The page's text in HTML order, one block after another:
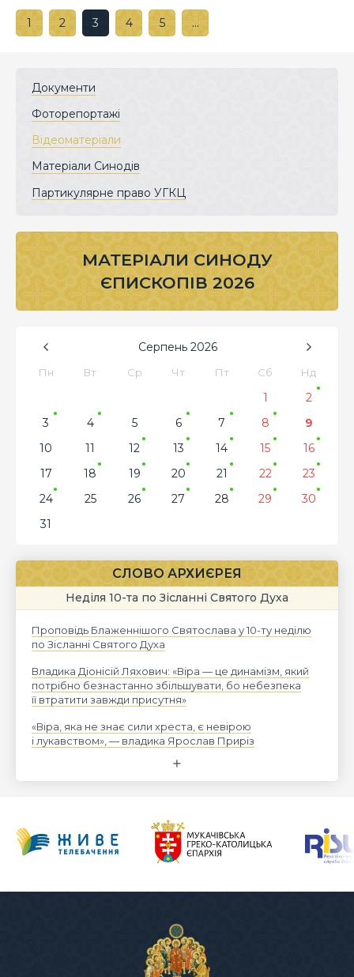
1 2 3 4 5 …
Документи
Фоторепортажі
Відеоматеріали
Матеріали Синодів
Партикулярне право УГКЦ
МАТЕРІАЛИ СИНОДУ
ЄПИСКОПІВ 2026
Серпень 2026
Пн Вт Ср Чт Пт Сб Нд
1
2
3
4 5 6 7 8
9
10
11 12 13 14 15
16
17
18 19 20 21 22
23
24
25 26 27 28 29
30
31
СЛОВО АРХИЄРЕЯ
Неділя 10-та по Зісланні Святого Духа
Проповідь Блаженнішого Святослава у 10-ту неділю
по Зісланні Святого Духа
Владика Діонісій Ляхович: «Віра — це динамізм, який
потрібно безнастанно збільшувати, бо небезпека
її втратити завжди присутня»
«Віра, яка не знає сили хреста, є невірою
і лукавством», — владика Ярослав Приріз